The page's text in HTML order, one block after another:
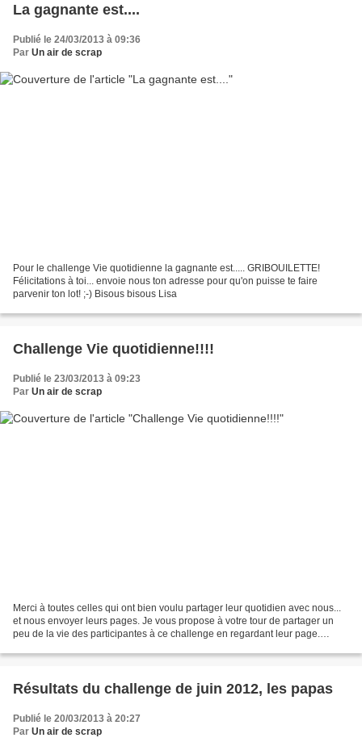
La gagnante est....
Publié le 24/03/2013 à 09:36
Par Un air de scrap
Pour le challenge Vie quotidienne la gagnante est..... GRIBOUILETTE!
Félicitations à toi... envoie nous ton adresse pour qu'on puisse te faire
parvenir ton lot! ;-) Bisous bisous Lisa
Challenge Vie quotidienne!!!!
Publié le 23/03/2013 à 09:23
Par Un air de scrap
Merci à toutes celles qui ont bien voulu partager leur quotidien avec nous...
et nous envoyer leurs pages. Je vous propose à votre tour de partager un
peu de la vie des participantes à ce challenge en regardant leur page.
Résultats du challenge de juin 2012, les papas
Publié le 20/03/2013 à 20:27
Par Un air de scrap